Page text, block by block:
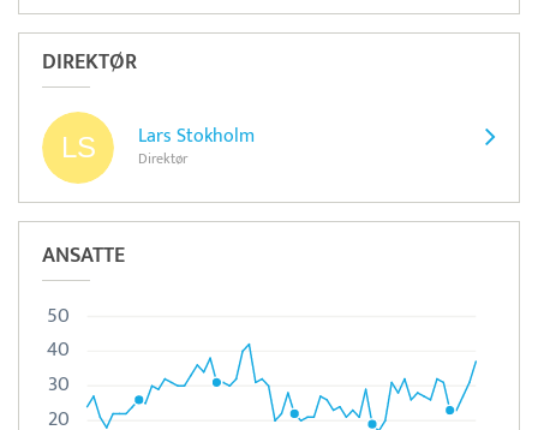
DIREKTØR
Lars Stokholm
Direktør
ANSATTE
20
30
40
50